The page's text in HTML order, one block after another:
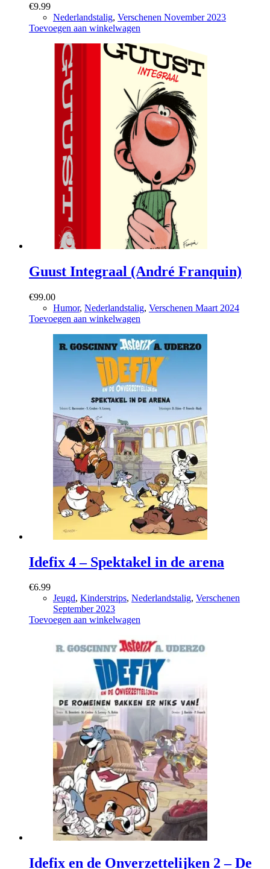
€9.99
Nederlandstalig, Verschenen November 2023
Toevoegen aan winkelwagen
Guust Integraal (André Franquin)
€99.00
Humor, Nederlandstalig, Verschenen Maart 2024
Toevoegen aan winkelwagen
Idefix 4 – Spektakel in de arena
€6.99
Jeugd, Kinderstrips, Nederlandstalig, Verschenen
September 2023
Toevoegen aan winkelwagen
Idefix en de Onverzettelijken 2 – De